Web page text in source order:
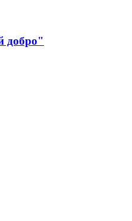
добро"